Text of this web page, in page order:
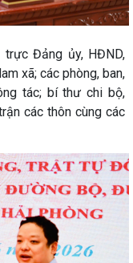
Đảng ủy, HĐND,
xã; các phòng, ban,
tác; bí thư chi bộ,
các thôn cùng các